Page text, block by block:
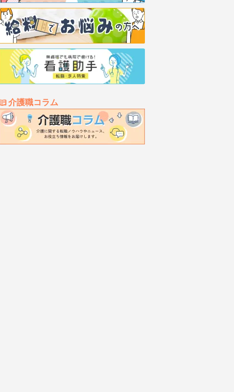
介護職コラム